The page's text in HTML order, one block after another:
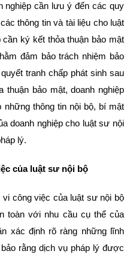
nghiệp cần lưu ý đến các quy
thông tin và tài liệu cho luật
ký kết thỏa thuận bảo mật
đảm bảo trách nhiệm bảo
tranh chấp phát sinh sau
thuận bảo mật, doanh nghiệp
thông tin nội bộ, bí mật
doanh nghiệp cho luật sư nội
lý.
của luật sư nội bộ
công việc của luật sư nội bộ
toàn với nhu cầu cụ thể của
xác định rõ ràng những lĩnh
rằng dịch vụ pháp lý được